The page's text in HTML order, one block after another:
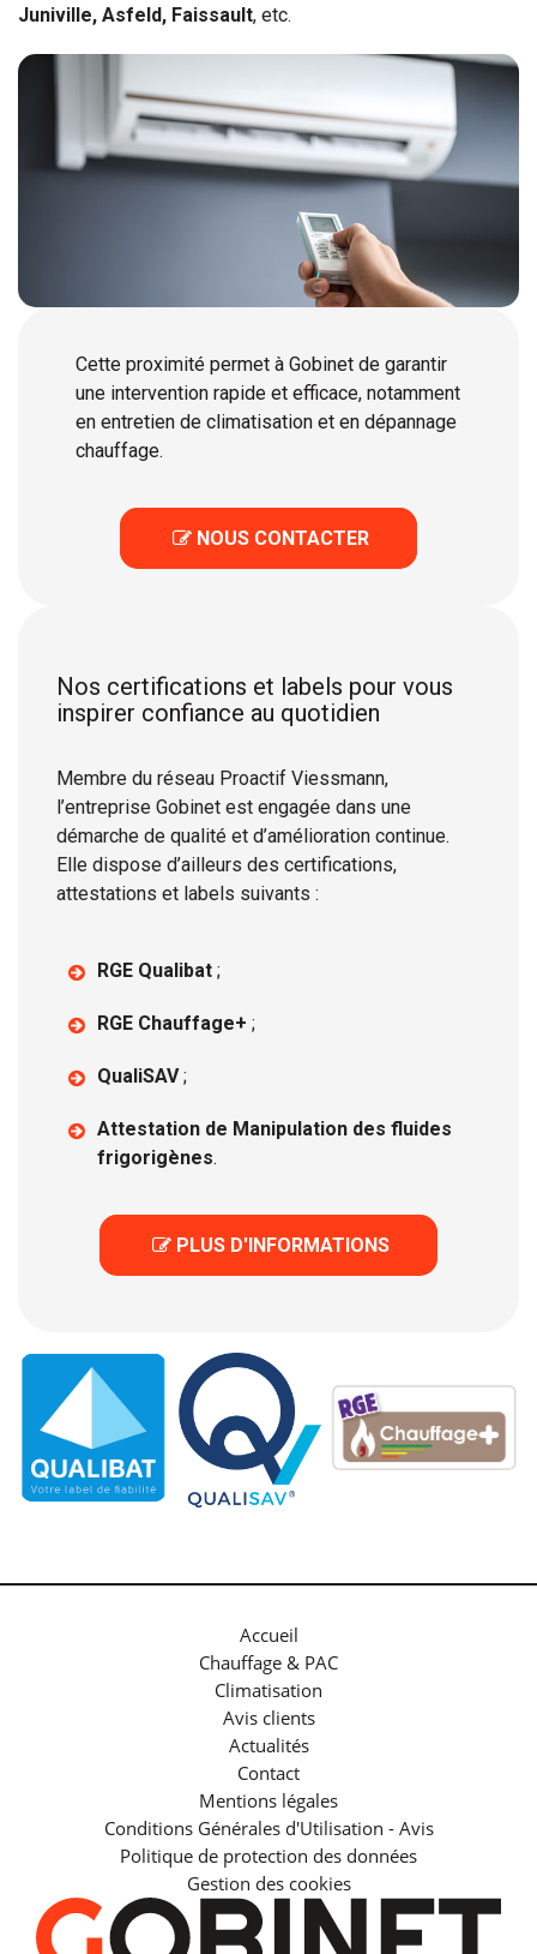
Juniville, Asfeld, Faissault, etc.
Cette proximité permet à Gobinet de garantir
une intervention rapide et efficace, notamment
en entretien de climatisation et en dépannage
chauffage.
 NOUS CONTACTER
Nos certifications et labels pour vous
inspirer confiance au quotidien
Membre du réseau Proactif Viessmann,
l’entreprise Gobinet est engagée dans une
démarche de qualité et d’amélioration continue.
Elle dispose d’ailleurs des certifications,
attestations et labels suivants :
RGE Qualibat ;
RGE Chauffage+ ;
QualiSAV;
Attestation de Manipulation des fluides
frigorigènes.
 PLUS D'INFORMATIONS
Accueil
Chauffage & PAC
Climatisation
Avis clients
Actualités
Contact
Mentions légales
Conditions Générales d'Utilisation - Avis
Politique de protection des données
Gestion des cookies